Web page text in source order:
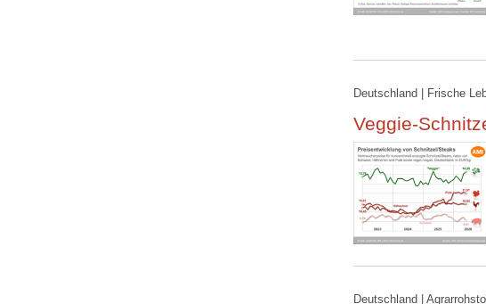
Deutschland | Frische
Veggie-
Deutschland |